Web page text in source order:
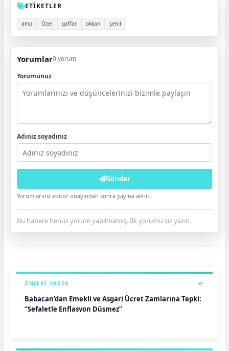
ETİKETLER
amp Özel gaffar okkan şehit
Yorumlar0 yorum
Yorumunuz
Adınız soyadınız
Gönder
Yorumlarınız editör onayından sonra yayına alınır.
Bu habere henüz yorum yapılmamış. İlk yorumu siz yazın.
ÖNCEKI HABER
Babacan’dan Emekli ve Asgari Ücret Zamlarına Tepki:
“Sefaletle Enflasyon Düşmez”